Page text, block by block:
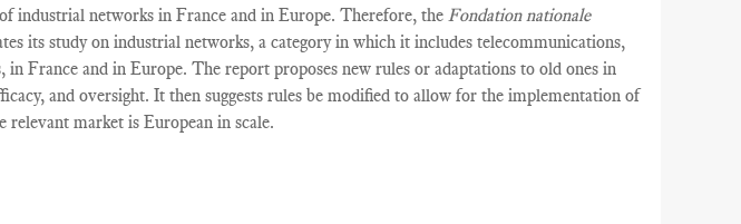
industrial networks in France and in Europe. Therefore, the Fondation nationale
its study on industrial networks, a category in which it includes telecommunications,
in France and in Europe. The report proposes new rules or adaptations to old ones in
and oversight. It then suggests rules be modified to allow for the implementation of
relevant market is European in scale.